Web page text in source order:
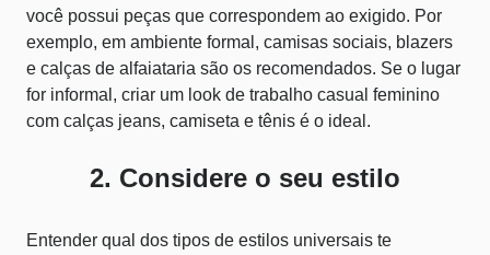
você possui peças que correspondem ao exigido. Por
exemplo, em ambiente formal, camisas sociais, blazers
e calças de alfaiataria são os recomendados. Se o lugar
for informal, criar um look de trabalho casual feminino
com calças jeans, camiseta e tênis é o ideal.
2. Considere o seu estilo
Entender qual dos tipos de estilos universais te